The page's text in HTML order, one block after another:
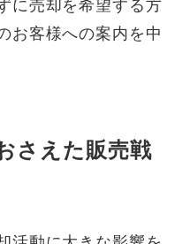
に売却を希望する方
お客様への案内を中
さえた販売戦